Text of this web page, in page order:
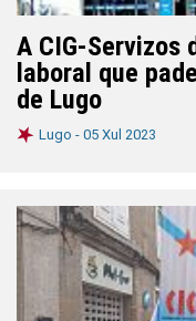
A CIG-Servizos
laboral que
de Lugo
Lugo - 05 Xul 2023